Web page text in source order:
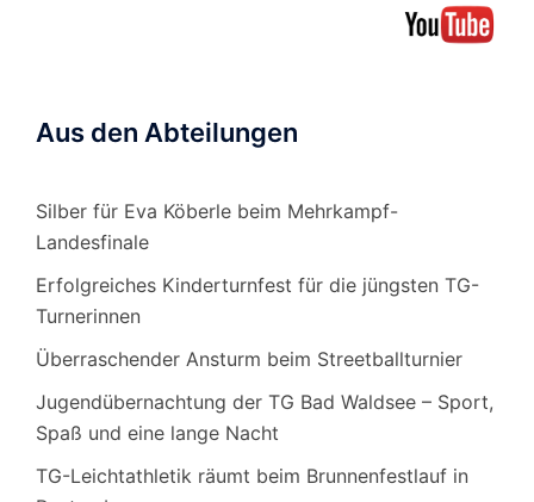
Aus den Abteilungen
Silber für Eva Köberle beim Mehrkampf-
Landesfinale
Erfolgreiches Kinderturnfest für die jüngsten TG-
Turnerinnen
Überraschender Ansturm beim Streetballturnier
Jugendübernachtung der TG Bad Waldsee – Sport,
Spaß und eine lange Nacht
TG-Leichtathletik räumt beim Brunnenfestlauf in